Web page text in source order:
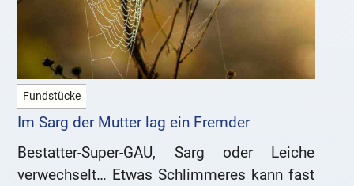
Fundstücke
Im Sarg der Mutter lag ein Fremder
Bestatter-Super-GAU, Sarg oder Leiche
verwechselt… Etwas Schlimmeres kann fast